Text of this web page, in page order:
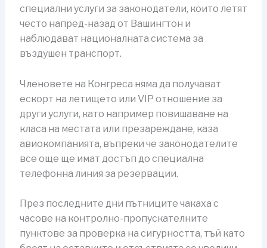
специални услуги за законодатели, които летят
често напред-назад от Вашингтон и
наблюдават националната система за
въздушен транспорт.
Членовете на Конгреса няма да получават
ескорт на летището или VIP отношение за
други услуги, като например повишаване на
класа на местата или презареждане, каза
авиокомпанията, въпреки че законодателите
все още ще имат достъп до специална
телефонна линия за резервации.
През последните дни пътниците чакаха с
часове на контролно-пропускателните
пунктове за проверка на сигурността, тъй като